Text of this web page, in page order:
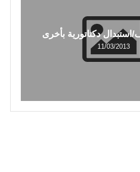
استبدال دكتاتورية بأخرى
11/03/2013